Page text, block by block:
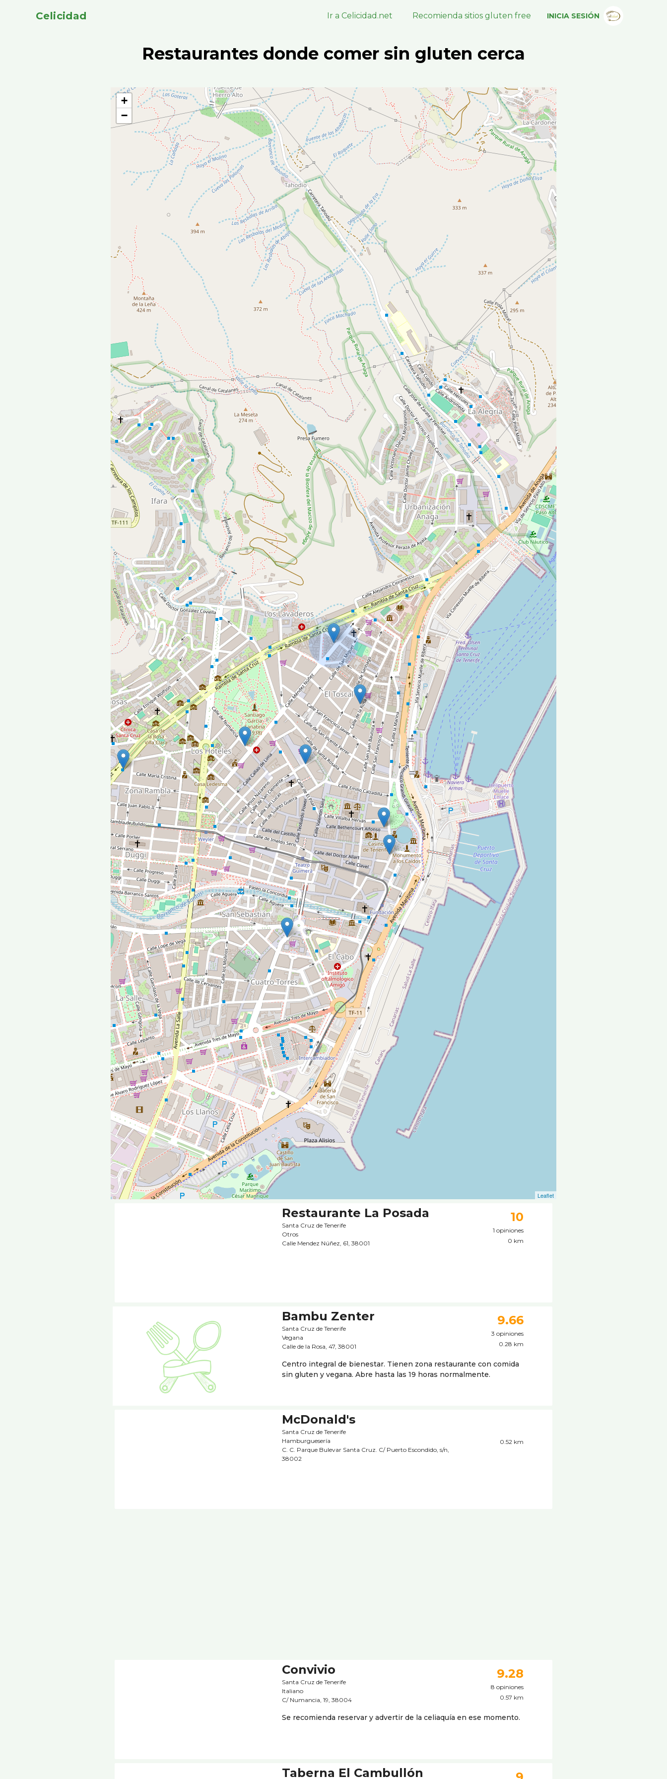
Celicidad Ir a Celicidad.net Recomienda sitios gluten free INICIA SESIÓN
Restaurantes donde comer sin gluten cerca
+
−
Leaflet
Restaurante La Posada
Santa Cruz de Tenerife
Otros
Calle Mendez Núñez, 61, 38001
10
1 opiniones
0 km
Bambu Zenter
Santa Cruz de Tenerife
Vegana
Calle de la Rosa, 47, 38001
9.66
3 opiniones
0.28 km
Centro integral de bienestar. Tienen zona restaurante con comida
sin gluten y vegana. Abre hasta las 19 horas normalmente.
McDonald's
Santa Cruz de Tenerife
Hamburgueserí­a
C. C. Parque Bulevar Santa Cruz. C/ Puerto Escondido, s/n,
38002
0.52 km
Convivio
Santa Cruz de Tenerife
Italiano
C/ Numancia, 19, 38004
9.28
8 opiniones
0.57 km
Se recomienda reservar y advertir de la celiaquí­a en ese momento.
Taberna El Cambullón